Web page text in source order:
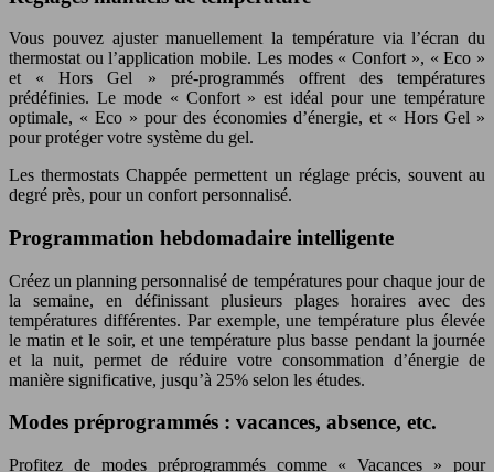
Vous pouvez ajuster manuellement la température via l’écran du
thermostat ou l’application mobile. Les modes « Confort », « Eco »
et « Hors Gel » pré-programmés offrent des températures
prédéfinies. Le mode « Confort » est idéal pour une température
optimale, « Eco » pour des économies d’énergie, et « Hors Gel »
pour protéger votre système du gel.
Les thermostats Chappée permettent un réglage précis, souvent au
degré près, pour un confort personnalisé.
Programmation hebdomadaire intelligente
Créez un planning personnalisé de températures pour chaque jour de
la semaine, en définissant plusieurs plages horaires avec des
températures différentes. Par exemple, une température plus élevée
le matin et le soir, et une température plus basse pendant la journée
et la nuit, permet de réduire votre consommation d’énergie de
manière significative, jusqu’à 25% selon les études.
Modes préprogrammés : vacances, absence, etc.
Profitez de modes préprogrammés comme « Vacances » pour